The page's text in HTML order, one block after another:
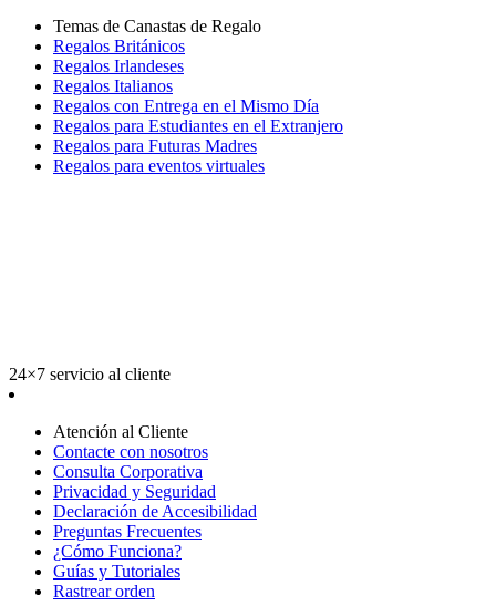
Temas de Canastas de Regalo
Regalos Británicos
Regalos Irlandeses
Regalos Italianos
Regalos con Entrega en el Mismo Día
Regalos para Estudiantes en el Extranjero
Regalos para Futuras Madres
Regalos para eventos virtuales
24×7 servicio al cliente
Atención al Cliente
Contacte con nosotros
Consulta Corporativa
Privacidad y Seguridad
Declaración de Accesibilidad
Preguntas Frecuentes
¿Cómo Funciona?
Guías y Tutoriales
Rastrear orden